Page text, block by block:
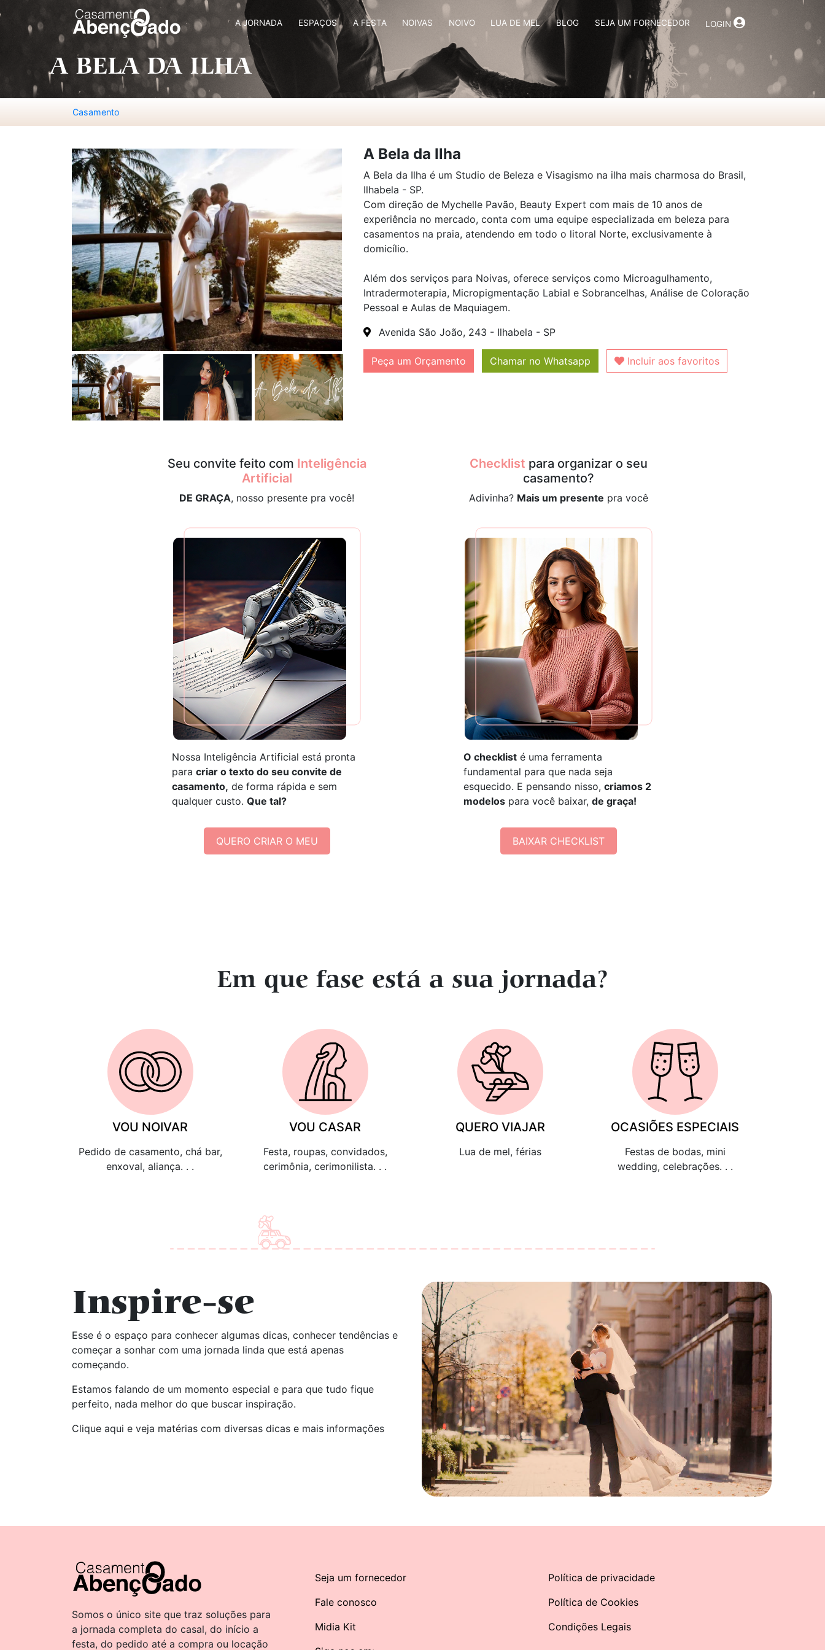
A JORNADA ESPAÇOS A FESTA NOIVAS NOIVO LUA DE MEL BLOG SEJA UM FORNECEDOR LOGIN
A BELA DA ILHA
Casamento
A Bela da Ilha
A Bela da Ilha é um Studio de Beleza e Visagismo na ilha mais charmosa do Brasil,
Ilhabela - SP.
Com direção de Mychelle Pavão, Beauty Expert com mais de 10 anos de
experiência no mercado, conta com uma equipe especializada em beleza para
casamentos na praia, atendendo em todo o litoral Norte, exclusivamente à
domicílio.
Além dos serviços para Noivas, oferece serviços como Microagulhamento,
Intradermoterapia, Micropigmentação Labial e Sobrancelhas, Análise de Coloração
Pessoal e Aulas de Maquiagem.
Avenida São João, 243 - Ilhabela - SP
Peça um Orçamento Chamar no Whatsapp Incluir aos favoritos
Seu convite feito com Inteligência
Artificial
DE GRAÇA, nosso presente pra você!
Nossa Inteligência Artificial está pronta
para criar o texto do seu convite de
casamento, de forma rápida e sem
qualquer custo. Que tal?
QUERO CRIAR O MEU
Checklist para organizar o seu
casamento?
Adivinha? Mais um presente pra você
O checklisté uma ferramenta
fundamental para que nada seja
esquecido. E pensando nisso, criamos 2
modelospara você baixar, de graça!
BAIXAR CHECKLIST
Em que fase está a sua jornada?
VOU NOIVAR
Pedido de casamento, chá bar,
enxoval, aliança. . .
VOU CASAR
Festa, roupas, convidados,
cerimônia, cerimonilista. . .
QUERO VIAJAR
Lua de mel, férias
OCASIÕES ESPECIAIS
Festas de bodas, mini
wedding, celebrações. . .
Inspire-se
Esse é o espaço para conhecer algumas dicas, conhecer tendências e
começar a sonhar com uma jornada linda que está apenas
começando.
Estamos falando de um momento especial e para que tudo fique
perfeito, nada melhor do que buscar inspiração.
Clique aqui e veja matérias com diversas dicas e mais informações
Somos o único site que traz soluções para
a jornada completa do casal, do início a
festa, do pedido até a compra ou locação
Seja um fornecedor
Fale conosco
Midia Kit
Política de privacidade
Política de Cookies
Condições Legais